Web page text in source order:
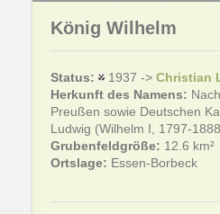
König Wilhelm
Status: 1937 -> Christian
Herkunft des Namens:
Preußen sowie Deutschen
Ludwig (Wilhelm I, 1797-
Grubenfeldgröße: 12.6 km²
Ortslage: Essen-Borbeck